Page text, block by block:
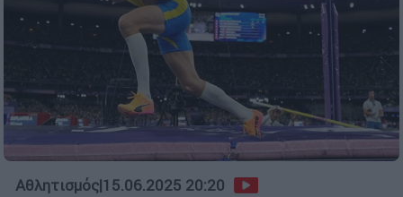
Αθλητισμός|15.06.2025 20:20